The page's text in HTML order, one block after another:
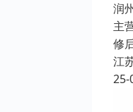
润
主
修
江
25-